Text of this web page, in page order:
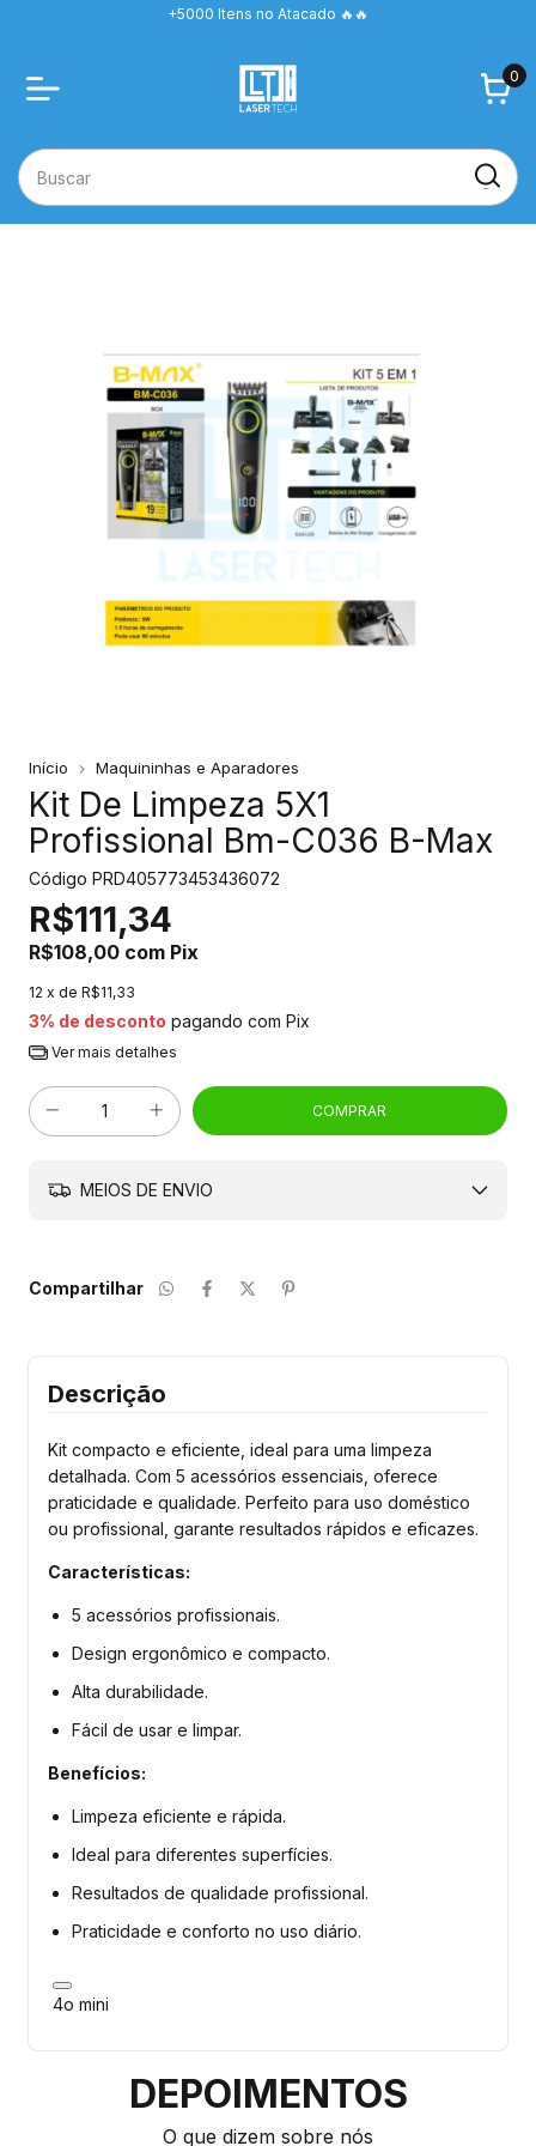
+5000 Itens no Atacado 🔥🔥
0
Início Maquininhas e Aparadores
Kit De Limpeza 5X1
Profissional Bm-C036 B-Max
Código PRD405773453436072
R$111,34
R$108,00 com Pix
12 x de R$11,33
3% de desconto pagando com Pix
Ver mais detalhes
MEIOS DE ENVIO
Compartilhar
Descrição
Kit compacto e eficiente, ideal para uma limpeza
detalhada. Com 5 acessórios essenciais, oferece
praticidade e qualidade. Perfeito para uso doméstico
ou profissional, garante resultados rápidos e eficazes.
Características:
5 acessórios profissionais.
Design ergonômico e compacto.
Alta durabilidade.
Fácil de usar e limpar.
Benefícios:
Limpeza eficiente e rápida.
Ideal para diferentes superfícies.
Resultados de qualidade profissional.
Praticidade e conforto no uso diário.
4o mini
DEPOIMENTOS
O que dizem sobre nós